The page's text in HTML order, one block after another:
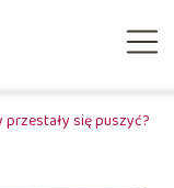
przestały się puszyć?